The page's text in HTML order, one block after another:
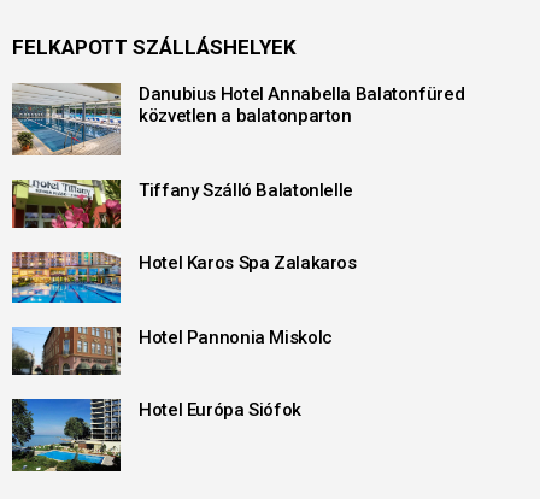
FELKAPOTT SZÁLLÁSHELYEK
Danubius Hotel Annabella Balatonfüred
közvetlen a balatonparton
Tiffany Szálló Balatonlelle
Hotel Karos Spa Zalakaros
Hotel Pannonia Miskolc
Hotel Európa Siófok